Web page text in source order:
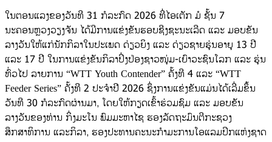
ໃນຕອນແລງຂອງວັນທີ 31 ກໍລະກົດ 2026 ທີ່ໄອເຕັກ ມໍ ຊັ້ນ 7
ນະຄອນຫຼວງວຽງຈັນ ໄດ້ມີການແຂ່ງຂັນຮອບຊີງຊະນະເລີດ ແລະ ມອບຂັນ
ລາງວັນໃຫ້ແກ່ນັກກິລາໃນປະເພດ ດ່ຽວຍິງ ແລະ ດ່ຽວຊາຍຮຸ່ນອາຍຸ 13 ປີ
ແລະ 17 ປີ ໃນການແຂ່ງຂັນກິລາປິ່ງປ່ອງຊາວໜຸ່ມ-ເຍົາວະຊົນໂລກ ແລະ ຮຸ່ນ
ທົ່ວໄປ ລາຍການ “WTT Youth Contender” ຄັ້ງທີ 4 ແລະ “WTT
Feeder Series” ຄັ້ງທີ 2 ປະຈຳປີ 2026 ຊຶ່ງການແຂ່ງຂັນແມ່ນໄດ້ເລີ່ມຂຶ້ນ
ວັນທີ 30 ກໍລະກົດຜ່ານມາ, ໂດຍໃຫ້ກຽດເຂົ້າຮ່ວມຊົມ ແລະ ມອບຂັນ
ລາງວັນຂອງທ່ານ ກິ່ງມະໂນ ພົມມະຫາໄຊ ຮອງລັດຖະມົນຕີກະຊວງ
ສຶກສາທິການ ແລະກິລາ, ຮອງປະທານຄະນະກຳມະການໂອແລມປິກແຫ່ງຊາດ